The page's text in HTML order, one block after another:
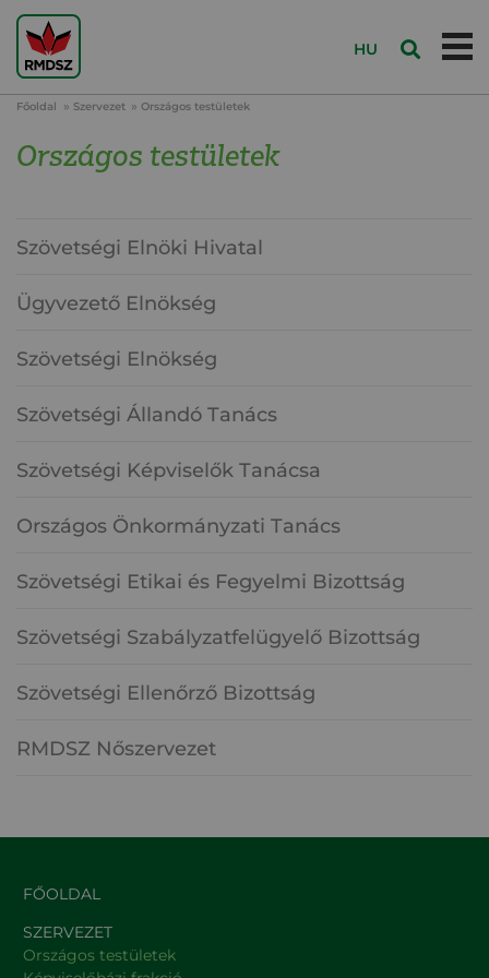
HU
Főoldal Szervezet Országos testületek
Országos testületek
Szövetségi Elnöki Hivatal
Ügyvezető Elnökség
Szövetségi Elnökség
Szövetségi Állandó Tanács
Szövetségi Képviselők Tanácsa
Országos Önkormányzati Tanács
Szövetségi Etikai és Fegyelmi Bizottság
Szövetségi Szabályzatfelügyelő Bizottság
Szövetségi Ellenőrző Bizottság
RMDSZ Nőszervezet
FŐOLDAL
SZERVEZET
Országos testületek